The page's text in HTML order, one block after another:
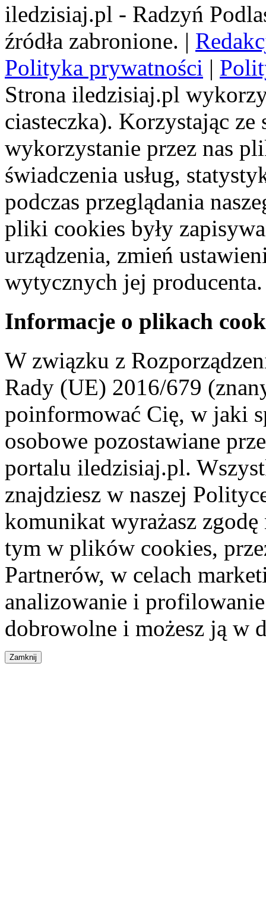
iledzisiaj.pl - Radzyń
źródła zabronione. |
Polityka prywatności |
Strona iledzisiaj.pl
ciasteczka). Korzystając
wykorzystanie przez nas
świadczenia usług,
podczas przeglądania
pliki cookies były
urządzenia, zmień
wytycznych jej producenta.
Informacje o plikach
W związku z
Rady (UE) 2016/679
poinformować Cię, w jaki
osobowe pozostawiane
portalu iledzisiaj.pl.
znajdziesz w naszej
komunikat wyrażasz
tym w plików cookies,
Partnerów, w celach
analizowanie i
dobrowolne i możesz ją w